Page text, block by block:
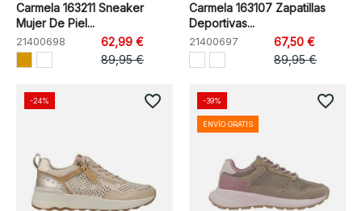
Carmela 163211 Sneaker
Mujer De Piel...
21400698
62,99 €
89,95 €
Carmela 163107 Zapatillas
Deportivas...
21400697
67,50 €
89,95 €
-24% favorite_border -39%
ENVÍO GRATIS
favorite_border